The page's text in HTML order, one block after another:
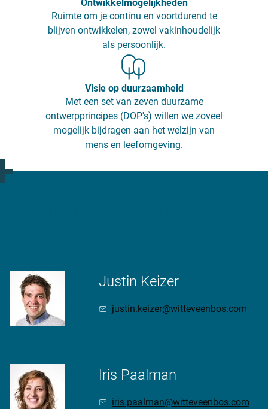
Ontwikkelmogelijkheden
Ruimte om je continu en voortdurend te
blijven ontwikkelen, zowel vakinhoudelijk
als persoonlijk.
Visie op duurzaamheid
Met een set van zeven duurzame
ontwerpprincipes (DOP's) willen we zoveel
mogelijk bijdragen aan het welzijn van
mens en leefomgeving.
Justin Keizer
justin.keizer@witteveenbos.com
Iris Paalman
iris.paalman@witteveenbos.com